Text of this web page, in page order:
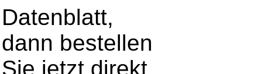
Datenblatt,
dann bestellen
Sie jetzt direkt